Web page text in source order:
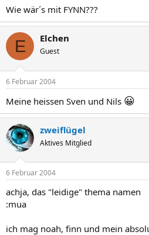
Wie wär´s mit FYNN???
E Elchen
Guest
6 Februar 2004
Meine heissen Sven und Nils 😀
zweiflügel
Aktives Mitglied
6 Februar 2004
achja, das "leidige" thema namen
:mua
ich mag noah, finn und mein